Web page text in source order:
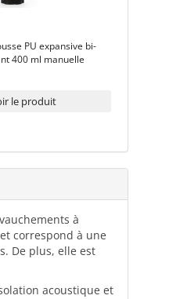
PU expansive bi-
400 ml manuelle
le produit
à
et correspond à une
De plus, elle est
acoustique et